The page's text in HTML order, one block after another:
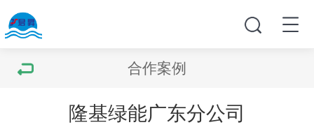
合作案例
隆基绿能广东分公司